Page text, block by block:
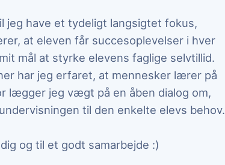
jeg have et tydeligt langsigtet fokus,
at eleven får succesoplevelser i hver
mål at styrke elevens faglige selvtillid.
har jeg erfaret, at mennesker lærer på
lægger jeg vægt på en åben dialog om,
til den enkelte elevs behov.
og til et godt samarbejde :)